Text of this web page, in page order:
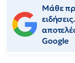
Μάθε
Google